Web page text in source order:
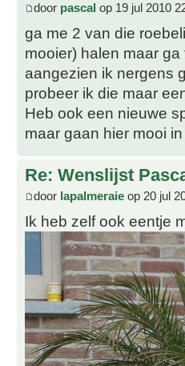
door pascal op 19 jul 2010
ga me 2 van die
mooier) halen maar
aangezien ik nergens
probeer ik die maar
Heb ook een nieuwe
maar gaan hier mooi
Re: Wenslijst
door lapalmeraie op 20 jul
Ik heb zelf ook eentje